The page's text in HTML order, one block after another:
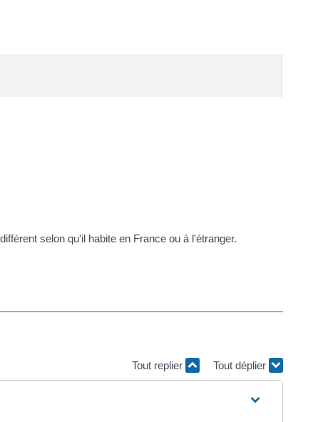
selon qu'il habite en France ou à l'étranger.
Tout replier
Tout déplier